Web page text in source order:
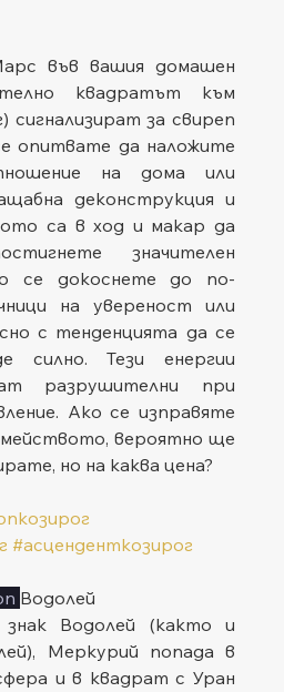
във вашия домашен
квадратът към
сигнализират за свиреп
опитвате да наложите
на дома или
деконструкция и
са в ход и макар да
значителен
се докоснете до по-
на увереност или
с тенденцията да се
силно. Тези енергии
разрушителни при
Ако се изправяте
вероятно ще
но на каква цена?
#асценденткозирог
Водолей
Водолей (както и
Меркурий попада в
и в квадрат с Уран